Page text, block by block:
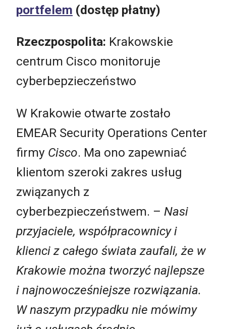
portfelem (dostęp płatny)
Rzeczpospolita: Krakowskie
centrum Cisco monitoruje
cyberbepzieczeństwo
W Krakowie otwarte zostało
EMEAR Security Operations Center
firmy Cisco. Ma ono zapewniać
klientom szeroki zakres usług
związanych z
cyberbezpieczeństwem. – Nasi
przyjaciele, współpracownicy i
klienci z całego świata zaufali, że w
Krakowie można tworzyć najlepsze
i najnowocześniejsze rozwiązania.
W naszym przypadku nie mówimy